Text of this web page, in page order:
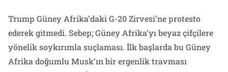
Trump Güney Afrika’daki G-20 Zirvesi’ne protesto
ederek gitmedi. Sebep; Güney Afrika’yı beyaz çifçilere
yönelik soykırımla suçlaması. İlk başlarda bu Güney
Afrika doğumlu Musk’ın bir ergenlik travması